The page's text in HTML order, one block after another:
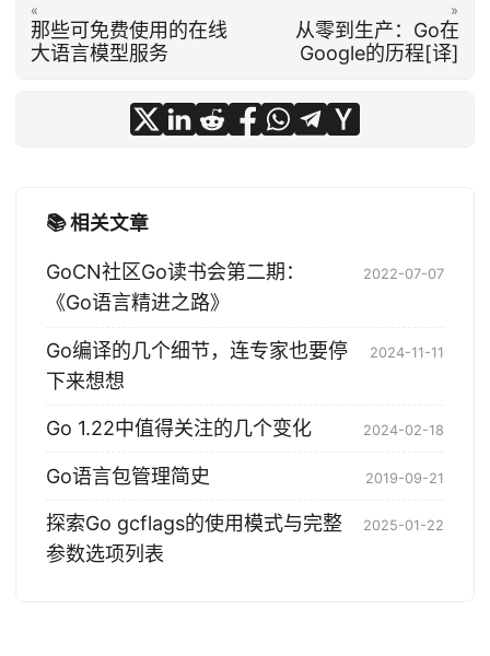
«
那些可免费使用的在线
大语言模型服务
»
从零到生产：Go在
Google的历程[译]
📚 相关文章
GoCN社区Go读书会第二期：
《Go语言精进之路》
2022-07-07
Go编译的几个细节，连专家也要停
下来想想
2024-11-11
Go 1.22中值得关注的几个变化 2024-02-18
Go语言包管理简史 2019-09-21
探索Go gcflags的使用模式与完整
参数选项列表
2025-01-22